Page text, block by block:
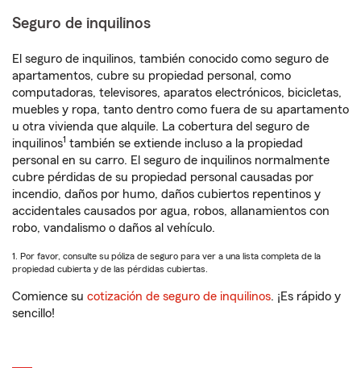
Seguro de inquilinos
El seguro de inquilinos, también conocido como seguro de
apartamentos, cubre su propiedad personal, como
computadoras, televisores, aparatos electrónicos, bicicletas,
muebles y ropa, tanto dentro como fuera de su apartamento
u otra vivienda que alquile. La cobertura del seguro de
inquilinos1 también se extiende incluso a la propiedad
personal en su carro. El seguro de inquilinos normalmente
cubre pérdidas de su propiedad personal causadas por
incendio, daños por humo, daños cubiertos repentinos y
accidentales causados por agua, robos, allanamientos con
robo, vandalismo o daños al vehículo.
1. Por favor, consulte su póliza de seguro para ver a una lista completa de la
propiedad cubierta y de las pérdidas cubiertas.
Comience su cotización de seguro de inquilinos. ¡Es rápido y
sencillo!